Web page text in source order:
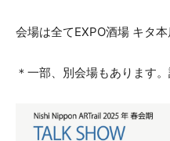
会場は全てEXPO酒場 キタ
＊一部、別会場もあります